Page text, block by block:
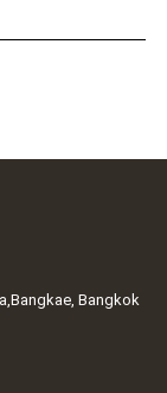
Bangkok